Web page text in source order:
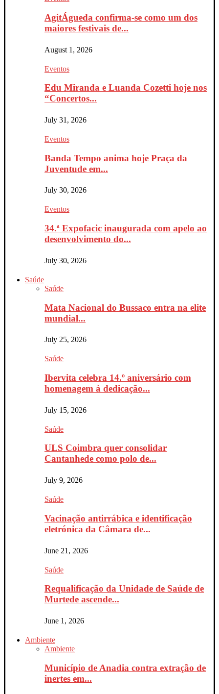
AgitÁgueda confirma-se como um dos
maiores festivais de...
August 1, 2026
Eventos
Edu Miranda e Luanda Cozetti hoje nos
“Concertos...
July 31, 2026
Eventos
Banda Tempo anima hoje Praça da
Juventude em...
July 30, 2026
Eventos
34.ª Expofacic inaugurada com apelo ao
desenvolvimento do...
July 30, 2026
Saúde
Saúde
Mata Nacional do Bussaco entra na elite
mundial...
July 25, 2026
Saúde
Ibervita celebra 14.º aniversário com
homenagem à dedicação...
July 15, 2026
Saúde
ULS Coimbra quer consolidar
Cantanhede como polo de...
July 9, 2026
Saúde
Vacinação antirrábica e identificação
eletrónica da Câmara de...
June 21, 2026
Saúde
Requalificação da Unidade de Saúde de
Murtede ascende...
June 1, 2026
Ambiente
Ambiente
Município de Anadia contra extração de
inertes em...